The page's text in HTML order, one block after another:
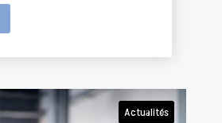
Actualités